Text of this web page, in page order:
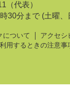
（代表）
30分まで (土曜、
について アクセシ
用するときの注意事